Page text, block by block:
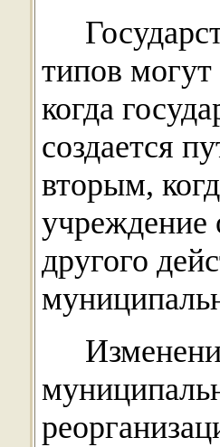
типов
когда
создается
вторым,
учреждение
другого